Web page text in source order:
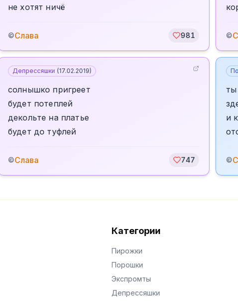
не хотят ничё
©Слава 981 ©
Депрессяшки (17.02.2019)
солнышко пригреет
будет потеплей
декольте на платье
будет до туфлей
©Слава 747
ты
и
©
Категории
Пирожки
Порошки
Экспромты
Депрессяшки